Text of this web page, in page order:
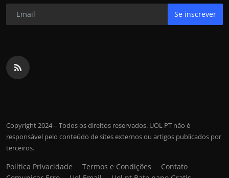
Se inscrever
Copyright 2024 – Todos os direitos reservados. UOL PT não é
responsável pelo conteúdo de sites externos ou artigos publicados por
terceiros.
Política Privacidade Termos e Condições
Contato